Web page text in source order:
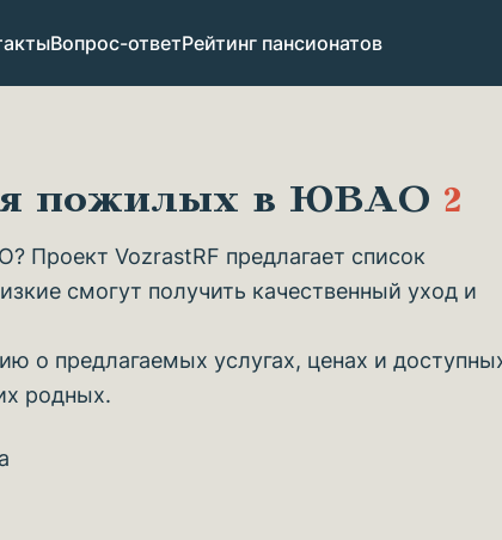
Вопрос-ответРейтинг пансионатов
пожилых в ЮВАО 2
VozrastRF предлагает список
смогут получить качественный уход и
о предлагаемых услугах, ценах и
родных.